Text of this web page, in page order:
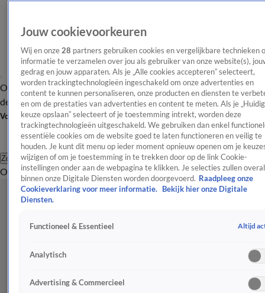
OverzichtAfleveringen Entertainment TV Algemeen
Tip
de redactieNieuwsbrief
Volg Shownieuws
Zoeken
OverzichtEntertainmentSpraakmakendRealityCrimeVideo's
Jouw cookievoorkeuren
Wij en onze 28 partners gebruiken cookies en vergelijkbare technieken
informatie te verzamelen over jou als gebruiker van onze website(s),
gedrag en jouw apparaten. Als je „Alle cookies accepteren” selecteert,
worden trackingtechnologieën ingeschakeld om onze advertenties en
content te kunnen personaliseren, onze producten en diensten te
en om de prestaties van advertenties en content te meten. Als je
keuze opslaan” selecteert of je toestemming intrekt, worden deze
trackingtechnologieën uitgeschakeld. We gebruiken dan enkel
essentiële cookies om de website goed te laten functioneren en veilig te
houden. Je kunt dit menu op ieder moment opnieuw openen om je
wijzigen of om je toestemming in te trekken door op de link Cookie-
instellingen onder aan de webpagina te klikken. Je selecties zullen overal
binnen onze Digitale Diensten worden doorgevoerd. Raadpleeg onze
Cookieverklaring voor meer informatie.
Bekijk hier onze Digitale
Diensten.
Functioneel & Essentieel Altijd
Analytisch
Advertising & Commercieel